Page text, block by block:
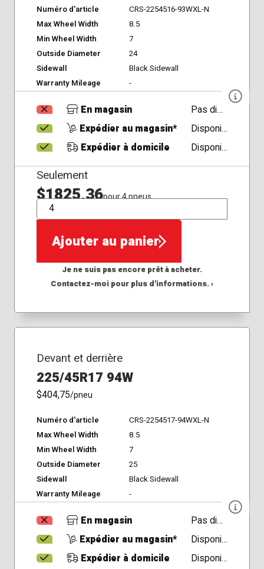
Numéro d'article
CRS-2254516-93WXL-N
Max Wheel Width
8.5
Min Wheel Width
7
Outside Diameter
24
Sidewall
Black Sidewall
Warranty Mileage
-
En magasin
Pas disponible
Expédier au magasin*
Disponible
Expédier à domicile
Disponible
Seulement
$1825,36pour 4 pneus
QTÉ
Ajouter au panier
Je ne suis pas encore prêt à acheter.
Contactez-moi pour plus d'informations. ›
Devant et derrière
225/45R17 94W
$404,75/pneu
Numéro d'article
CRS-2254517-94WXL-N
Max Wheel Width
8.5
Min Wheel Width
7
Outside Diameter
25
Sidewall
Black Sidewall
Warranty Mileage
-
En magasin
Pas disponible
Expédier au magasin*
Disponible
Expédier à domicile
Disponible